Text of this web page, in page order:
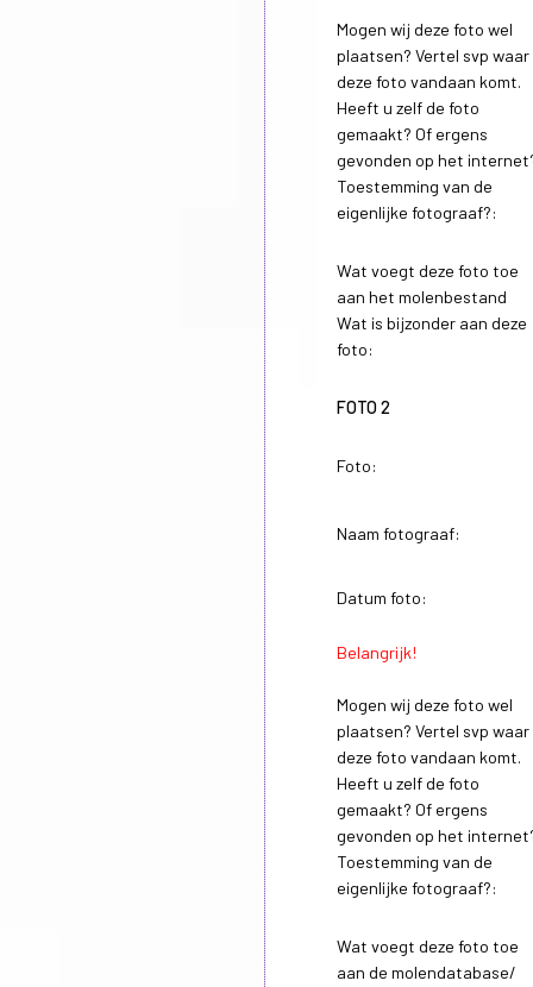
Mogen wij deze foto wel
plaatsen? Vertel svp waar
deze foto vandaan komt.
Heeft u zelf de foto
gemaakt? Of ergens
gevonden op het
Toestemming van de
eigenlijke fotograaf?:
Wat voegt deze foto toe
aan het molenbestand
Wat is bijzonder aan deze
foto:
FOTO 2
Foto:
Naam fotograaf:
Datum foto:
Belangrijk!
Mogen wij deze foto wel
plaatsen? Vertel svp waar
deze foto vandaan komt.
Heeft u zelf de foto
gemaakt? Of ergens
gevonden op het
Toestemming van de
eigenlijke fotograaf?:
Wat voegt deze foto toe
aan de molendatabase/